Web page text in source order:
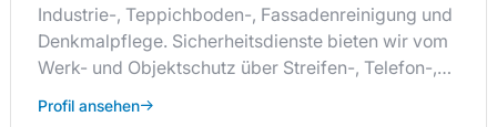
Industrie-, Teppichboden-, Fassadenreinigung und
Denkmalpflege. Sicherheitsdienste bieten wir vom
Werk- und Objektschutz über Streifen-, Telefon-,…
Profil ansehen